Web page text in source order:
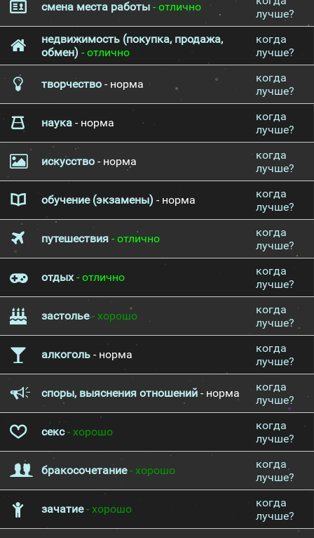
смена места работы - отлично
лучше?
недвижимость (покупка, продажа,
обмен) - отлично
когда
лучше?
творчество - норма
когда
лучше?
наука - норма
когда
лучше?
искусство - норма
когда
лучше?
обучение (экзамены) - норма
когда
лучше?
путешествия - отлично
когда
лучше?
отдых- отлично
когда
лучше?
застолье- хорошо
когда
лучше?
алкоголь - норма
когда
лучше?
споры, выяснения отношений - норма
когда
лучше?
секс- хорошо
когда
лучше?
бракосочетание- хорошо
когда
лучше?
зачатие- хорошо
когда
лучше?